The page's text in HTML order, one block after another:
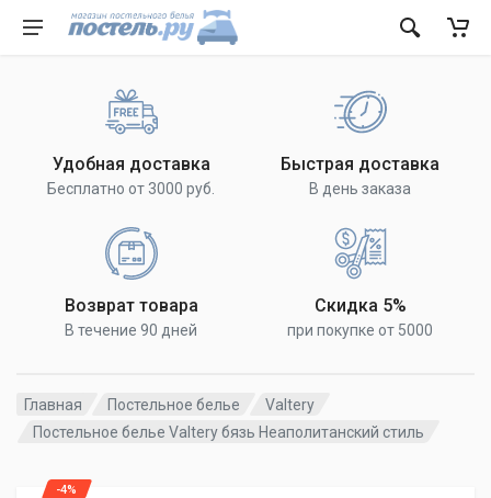
Удобная доставка
Бесплатно от 3000 руб.
Быстрая доставка
В день заказа
Возврат товара
В течение 90 дней
Скидка 5%
при покупке от 5000
Главная Постельное белье
Valtery
Постельное белье Valtery бязь Неаполитанский стиль
-4%